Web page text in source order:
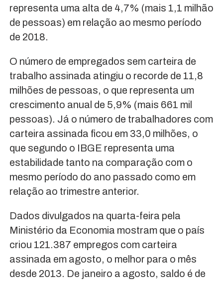
representa uma alta de 4,7% (mais 1,1 milhão
de pessoas) em relação ao mesmo período
de 2018.
O número de empregados sem carteira de
trabalho assinada atingiu o recorde de 11,8
milhões de pessoas, o que representa um
crescimento anual de 5,9% (mais 661 mil
pessoas). Já o número de trabalhadores com
carteira assinada ficou em 33,0 milhões, o
que segundo o IBGE representa uma
estabilidade tanto na comparação com o
mesmo período do ano passado como em
relação ao trimestre anterior.
Dados divulgados na quarta-feira pela
Ministério da Economia mostram que o país
criou 121.387 empregos com carteira
assinada em agosto, o melhor para o mês
desde 2013. De janeiro a agosto, saldo é de